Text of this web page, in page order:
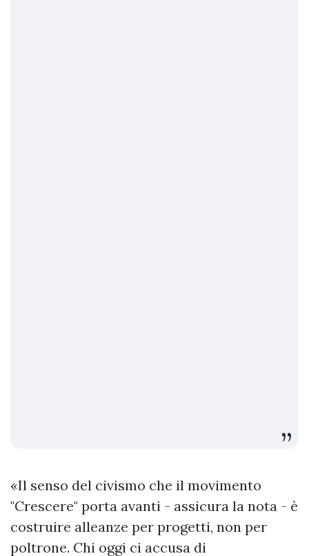
«Il senso del civismo che il movimento
"Crescere" porta avanti - assicura la nota - è
costruire alleanze per progetti, non per
poltrone. Chi oggi ci accusa di